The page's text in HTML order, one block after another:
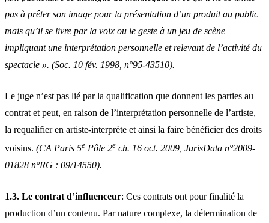
pas à prêter son image pour la présentation d’un produit au public
mais qu’il se livre par la voix ou le geste à un jeu de scène
impliquant une interprétation personnelle et relevant de l’activité du
spectacle ». (Soc. 10 fév. 1998, n°95-43510).
Le juge n’est pas lié par la qualification que donnent les parties au
contrat et peut, en raison de l’interprétation personnelle de l’artiste,
la requalifier en artiste-interprète et ainsi la faire bénéficier des droits
voisins. (CA Paris 5e Pôle 2e ch. 16 oct. 2009, JurisData n°2009-
01828 n°RG : 09/14550).
1.3. Le contrat d’influenceur: Ces contrats ont pour finalité la
production d’un contenu. Par nature complexe, la détermination de